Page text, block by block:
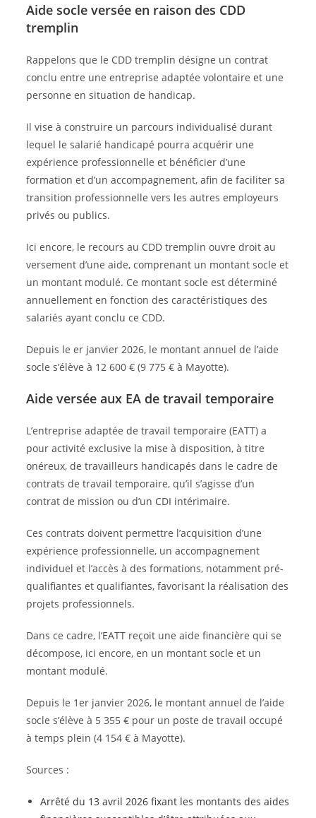
Aide socle versée en raison des CDD
tremplin
Rappelons que le CDD tremplin désigne un contrat
conclu entre une entreprise adaptée volontaire et une
personne en situation de handicap.
Il vise à construire un parcours individualisé durant
lequel le salarié handicapé pourra acquérir une
expérience professionnelle et bénéficier d’une
formation et d’un accompagnement, afin de faciliter sa
transition professionnelle vers les autres employeurs
privés ou publics.
Ici encore, le recours au CDD tremplin ouvre droit au
versement d’une aide, comprenant un montant socle et
un montant modulé. Ce montant socle est déterminé
annuellement en fonction des caractéristiques des
salariés ayant conclu ce CDD.
Depuis le er janvier 2026, le montant annuel de l’aide
socle s’élève à 12 600 € (9 775 € à Mayotte).
Aide versée aux EA de travail temporaire
L’entreprise adaptée de travail temporaire (EATT) a
pour activité exclusive la mise à disposition, à titre
onéreux, de travailleurs handicapés dans le cadre de
contrats de travail temporaire, qu’il s’agisse d’un
contrat de mission ou d’un CDI intérimaire.
Ces contrats doivent permettre l’acquisition d’une
expérience professionnelle, un accompagnement
individuel et l’accès à des formations, notamment pré-
qualifiantes et qualifiantes, favorisant la réalisation des
projets professionnels.
Dans ce cadre, l’EATT reçoit une aide financière qui se
décompose, ici encore, en un montant socle et un
montant modulé.
Depuis le 1er janvier 2026, le montant annuel de l’aide
socle s’élève à 5 355 € pour un poste de travail occupé
à temps plein (4 154 € à Mayotte).
Sources :
Arrêté du 13 avril 2026 fixant les montants des aides